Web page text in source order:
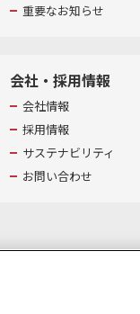
重要なお知らせ
会社・採用情報
会社情報
採用情報
サステナビリティ
お問い合わせ